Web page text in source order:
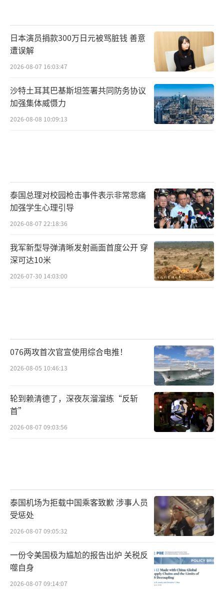
日本演员捐款300万日元被骂脏钱 善意
遭误解
2026-08-07 16:03:47
沙特土耳其巴基斯坦签署共同防务协议
加强集体威慑力
2026-08-08 10:09:13
泰国总理对校园枪击事件表示非常悲痛
加强学生心理引导
2026-08-07 22:18:36
我军新型导弹清晰发射画面首度公开 穿
深可达10米
2026-07-30 14:03:00
076两攻首次官宣使用综合电推！
2026-08-05 10:46:13
轮到赖清德了，深夜灰溜溜练“反斩
首”
2026-08-07 09:03:56
泰国机场为拒载中国乘客致歉 涉事人员
受惩处
2026-08-07 09:05:32
一份令美国极为尴尬的报告出炉 关税反
噬自身
2026-08-07 09:14:07